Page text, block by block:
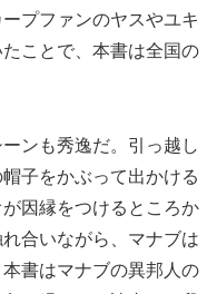
プファンのヤスやユキ
ことで、本書は全国の
ンも秀逸だ。引っ越し
子をかぶって出かける
因縁をつけるところか
合いながら、マナブは
書はマナブの異邦人の